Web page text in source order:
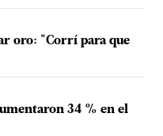
oro: "Corrí para que
34 % en el